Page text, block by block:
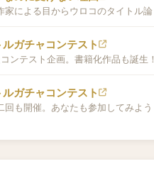
家による目からウロコのタイトル論
ガチャコンテスト
ンテスト企画。書籍化作品も誕生！
ガチャコンテスト
回も開催。あなたも参加してみよう